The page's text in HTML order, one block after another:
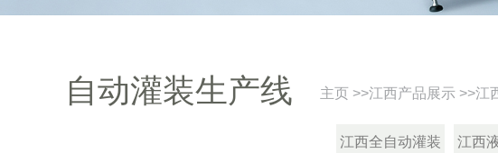
自动灌装生产线 主页 >>江西产品展示 >>江
江西全自动灌装 江西